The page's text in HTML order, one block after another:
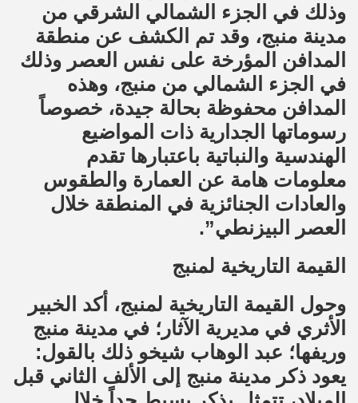
وذلك في الجزء الشمالي الشرقي من
مدينة منبج، وقد تم الكشف عن منطقة
المدافن المؤرخة على نفس العصر وذلك
في الجزء الشمالي من منبج، وهذه
المدافن محفوظة بحالة جيدة، خصوصاً
رسوماتها الجدارية ذات المواضيع
الهندسية والنباتية باعتبارها تقدم
معلومات هامة عن العمارة والطقوس
والعادات الجنائزية في المنطقة خلال
العصر البيزنطي”.
القيمة التاريخية لمنبج
وحول القيمة التاريخية لمنبج، أكد الخبير
الأثري في مديرية الآثار؛ في مدينة منبج
وريفها؛ عبد الوهاب شيخو ذلك بالقول:
يعود ذكر مدينة منبج إلى الألف الثاني قبل